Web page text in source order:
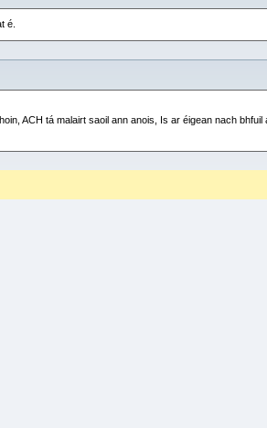
é.
ACH tá malairt saoil ann anois, Is ar éigean nach